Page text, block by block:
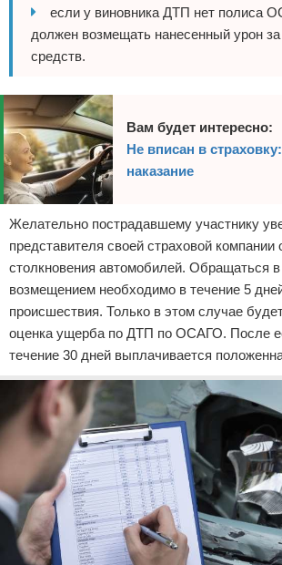
если у виновника ДТП нет полиса
должен возмещать нанесенный урон
средств.
Вам будет интересно:
Не вписан в
наказание
Желательно пострадавшему участнику
представителя своей страховой
столкновения автомобилей. Обращаться
возмещением необходимо в течение 5
происшествия. Только в этом случае
оценка ущерба по ДТП по ОСАГО. После
течение 30 дней выплачивается